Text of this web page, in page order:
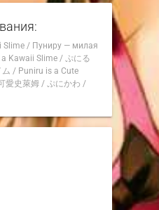
0:41
и с этим
жаль
ДЕВОЧКИ
из 3 серии
artim2
1 год
Slime/ Пуниру — милая
Kawaii Slime/ ぷにる
ム / Puniru is a Cute
愛史萊姆/ ぷにかわ /